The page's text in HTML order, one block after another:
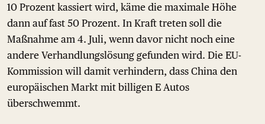
10 Prozent kassiert wird, käme die maximale Höhe
dann auf fast 50 Prozent. In Kraft treten soll die
Maßnahme am 4. Juli, wenn davor nicht noch eine
andere Verhandlungslösung gefunden wird. Die EU-
Kommission will damit verhindern, dass China den
europäischen Markt mit billigen E Autos
überschwemmt.